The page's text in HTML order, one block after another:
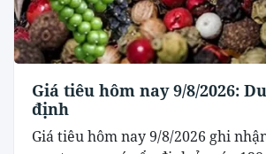
Giá tiêu hôm nay 9/8/2026:
định
Giá tiêu hôm nay 9/8/2026 ghi